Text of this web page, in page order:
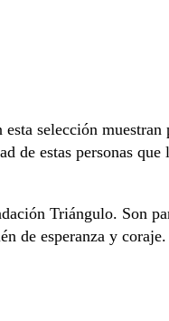
selección muestran
de estas personas que
Triángulo. Son
de esperanza y coraje.